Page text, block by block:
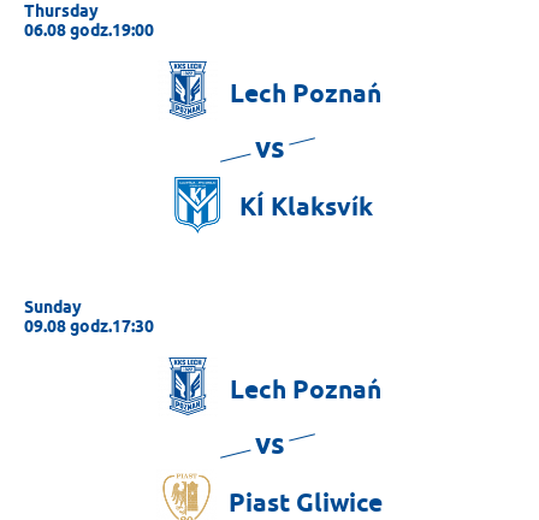
Thursday
06.08 godz.19:00
Lech Poznań
vs
KÍ Klaksvík
Sunday
09.08 godz.17:30
Lech Poznań
vs
Piast Gliwice